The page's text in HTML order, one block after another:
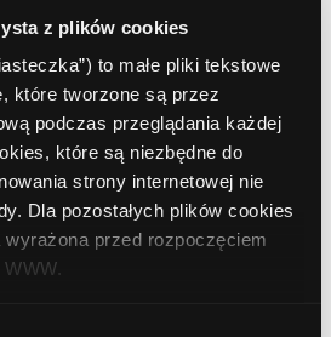
z plików cookies
to małe pliki tekstowe
które tworzone są przez
podczas przeglądania każdej
które są niezbędne do
strony internetowej nie
Dla pozostałych plików cookies
przed rozpoczęciem